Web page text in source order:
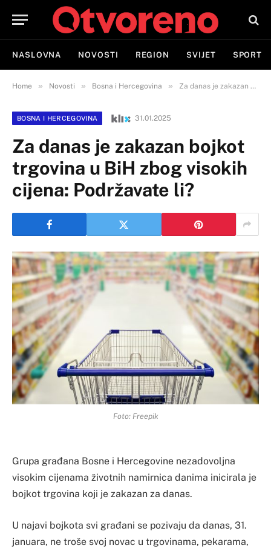
NASLOVNA NOVOSTI REGION SVIJET SPORT
Home » Novosti » Bosna i Hercegovina » Za danas je zakazan bojkot trgovina u BiH zbog visokih cijena: Podržavate li?
BOSNA I HERCEGOVINA 31.01.2025
Za danas je zakazan bojkot
trgovina u BiH zbog visokih
cijena: Podržavate li?
Foto: Freepik
Grupa građana Bosne i Hercegovine nezadovoljna
visokim cijenama životnih namirnica danima inicirala je
bojkot trgovina koji je zakazan za danas.
U najavi bojkota svi građani se pozivaju da danas, 31.
januara, ne troše svoj novac u trgovinama, pekarama,